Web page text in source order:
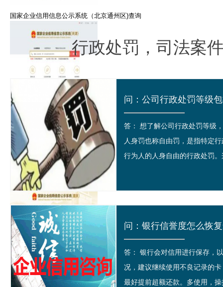
国家企业信用信息公示系统（北京通州区)查询
国家信用天津企业信息公示系统查询
国家信用河南省濮阳市企业信息公示系统查询
国家信用重庆璧山区企业信息公示系统查询
行政处罚，司法案
答： 想了解公司行政处罚等
人身罚也称自由罚，是指特定
行为人的人身自由的行政处罚
问：银行信誉度怎么恢
答： 银行会对信用进行保存，
况，建议继续使用不良记录的
最好提前超额还款。多使用，